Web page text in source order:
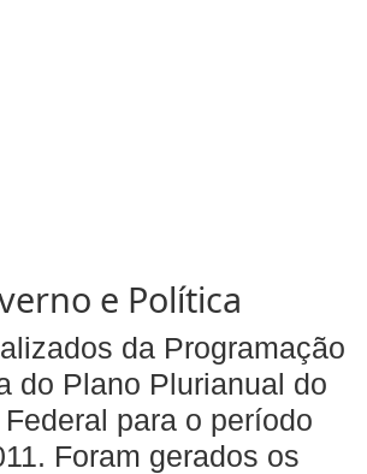
e Política
da Programação
do Plano Plurianual do
para o período
Foram gerados os